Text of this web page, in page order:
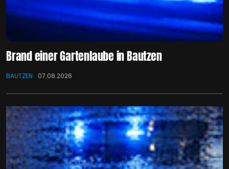
Brand einer Gartenlaube in Bautzen
BAUTZEN 07.08.2026